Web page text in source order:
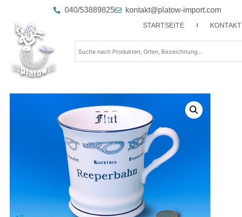
040/53889825 kontakt@platow-import.com
STARTSEITE KONTAKT